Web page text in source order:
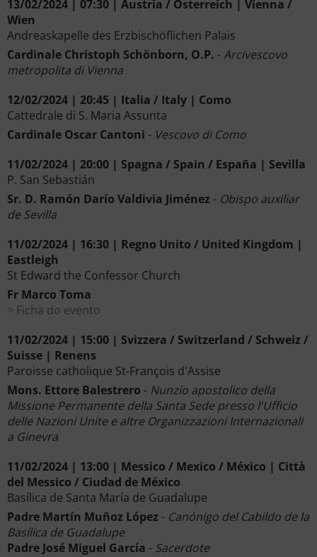
13/02/2024 | 07:30 | Austria / Österreich | Vienna /
Wien
Andreaskapelle des Erzbischöflichen Palais
Cardinale Christoph Schönborn, O.P. -Arcivescovo
metropolita di Vienna
12/02/2024 | 20:45 | Italia / Italy | Como
Cattedrale di S. Maria Assunta
Cardinale Oscar Cantoni - Vescovo di Como
11/02/2024 | 20:00 | Spagna / Spain / España | Sevilla
P. San Sebastián
Sr. D. Ramón Darío Valdivia Jiménez - Obispo auxiliar
de Sevilla
11/02/2024 | 16:30 | Regno Unito / United Kingdom |
Eastleigh
St Edward the Confessor Church
Fr Marco Toma
Ficha do evento
11/02/2024 | 15:00 | Svizzera / Switzerland / Schweiz /
Suisse | Renens
Paroisse catholique St-François d'Assise
Mons. Ettore Balestrero - Nunzio apostolico della
Missione Permanente della Santa Sede presso l'Ufficio
delle Nazioni Unite e altre Organizzazioni Internazionali
a Ginevra
11/02/2024 | 13:00 | Messico / Mexico / México | Città
del Messico / Ciudad de México
Basílica de Santa María de Guadalupe
Padre Martín Muñoz López - Canónigo del Cabildo de la
Basílica de Guadalupe
Padre José Miguel García - Sacerdote